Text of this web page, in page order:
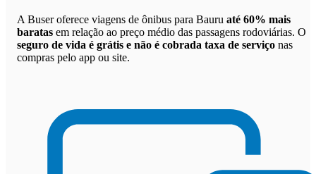
A Buser oferece viagens de ônibus para Bauru até 60% mais
baratas em relação ao preço médio das passagens rodoviárias. O
seguro de vida é grátis e não é cobrada taxa de serviço nas
compras pelo app ou site.